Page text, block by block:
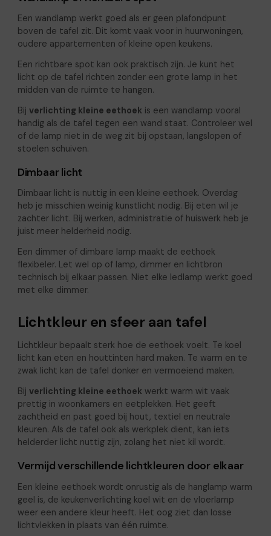
Een wandlamp werkt goed als er geen plafondpunt
boven de tafel zit. Dit komt vaak voor in huurwoningen,
oudere appartementen of kleine open keukens.
Een richtbare spot kan ook praktisch zijn. Je kunt het
licht op de tafel richten zonder een grote lamp in het
midden van de ruimte te hangen.
Bij verlichting kleine eethoekis een wandlamp vooral
handig als de tafel tegen een wand staat. Controleer wel
of de lamp niet in de weg zit bij opstaan, langslopen of
stoelen schuiven.
Dimbaar licht
Dimbaar licht is nuttig in een kleine eethoek. Overdag
heb je misschien weinig kunstlicht nodig. Bij eten wil je
zachter licht. Bij werken, administratie of huiswerk heb je
juist meer helderheid nodig.
Een dimmer of dimbare lamp maakt de eethoek
flexibeler. Let wel op of lamp, dimmer en lichtbron
technisch bij elkaar passen. Niet elke ledlamp werkt goed
met elke dimmer.
Lichtkleur en sfeer aan tafel
Lichtkleur bepaalt sterk hoe de eethoek voelt. Te koel
licht kan eten en houttinten hard maken. Te warm en te
zwak licht kan de tafel donker en vermoeiend maken.
Bij verlichting kleine eethoekwerkt warm wit vaak
prettig in woonkamers en eetplekken. Het geeft
zachtheid en past goed bij hout, textiel en neutrale
kleuren. Als de tafel ook als werkplek dient, kan iets
helderder licht nuttig zijn, zolang het niet kil wordt.
Vermijd verschillende lichtkleuren door elkaar
Een kleine eethoek wordt onrustig als de hanglamp warm
geel is, de keukenverlichting koel wit en de vloerlamp
weer een andere kleur heeft. Het oog ziet dan losse
lichtvlekken in plaats van één ruimte.